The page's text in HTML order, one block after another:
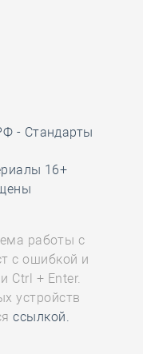
- Стандарты
16+
работы с
с ошибкой и
Ctrl + Enter.
устройств
ссылкой.